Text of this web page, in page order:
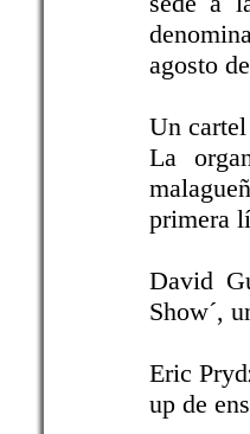
agosto
Un
La
primera
David
Show´,
Eric
up de